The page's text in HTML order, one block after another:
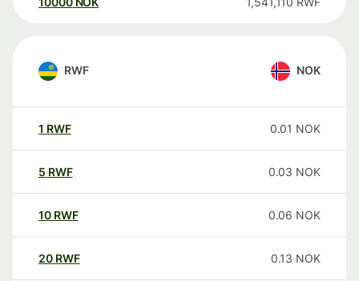
RWF NOK
1 RWF 0.01 NOK
5 RWF 0.03 NOK
10 RWF 0.06 NOK
20 RWF 0.13 NOK